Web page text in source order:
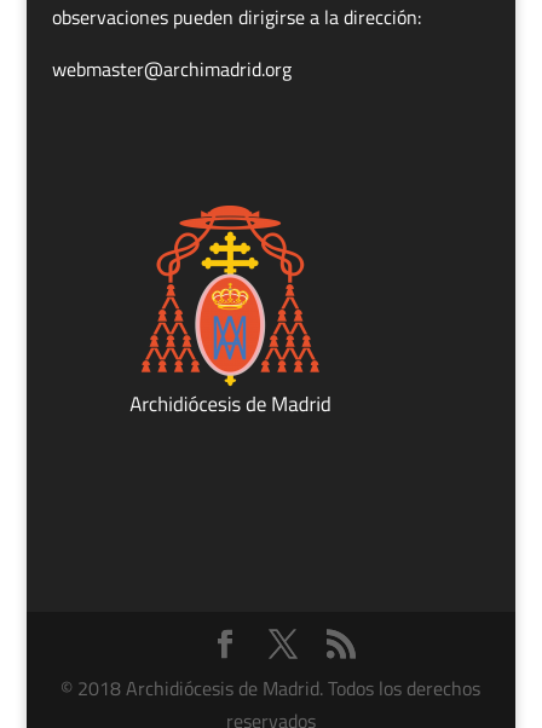
observaciones pueden dirigirse a la dirección:
webmaster@archimadrid.org
© 2018 Archidiócesis de Madrid. Todos los derechos
reservados